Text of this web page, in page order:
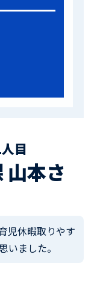
目
山本さ
児休暇取りやす
いました。